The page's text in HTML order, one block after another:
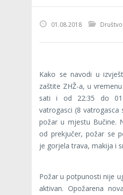
01.08.2018 Društvo
Kako se navodi u
zaštite ZHŽ-a, u
sati i od 22:35 do
vatrogasci (8 vatrogasca
požar u mjestu Bučine.
od prekjučer, požar se
je gorjela trava, makija i
Požar u potpunosti nije
aktivan. Opožarena